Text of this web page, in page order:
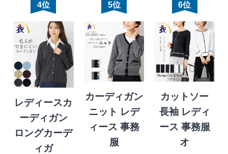
4位
レディースカ
ーディガン
ロングカーデ
ィガ
5位
カーディガン
ニット レデ
ィース 事務
服
6位
カットソー
長袖 レディ
ース 事務服
オ